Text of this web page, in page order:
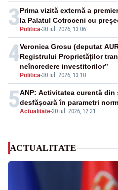
3 Politica-30 iul. 2026, 13:06
Prima vizită externă a
la Palatul Cotroceni cu
4
Politica-30 iul. 2026, 13:10
Veronica Grosu (deputat
Registrului Proprietăților
neîncredere investitorilor”
5Actualitate-30 iul. 2026, 12:31
ANP: Activitatea curentă
desfăşoară în parametri
ACTUALITATE